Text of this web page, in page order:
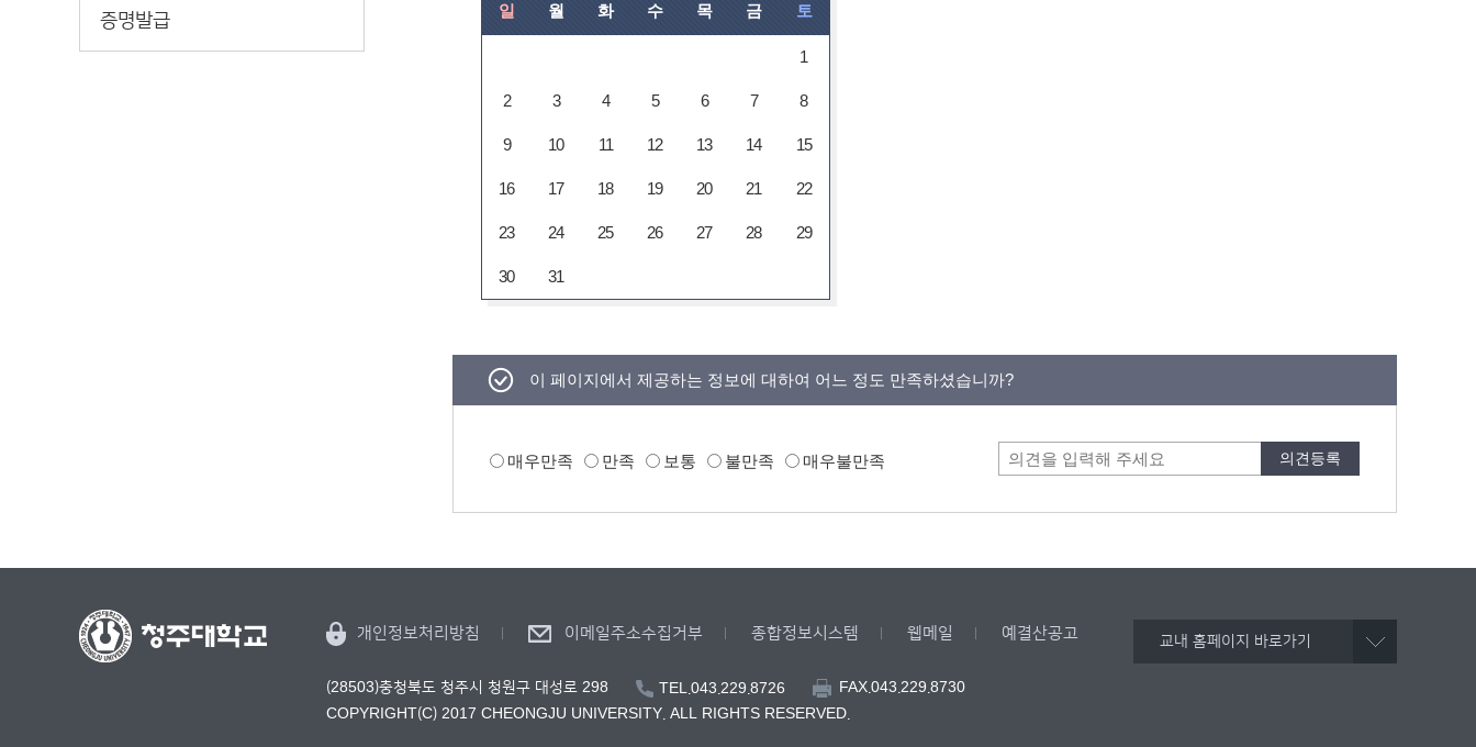
증명발급 일 월 화 수 목 금 토
1
2 3 4 5 6 7 8
9 10 11 12 13 14 15
16 17 18 19 20 21 22
23 24 25 26 27 28 29
30 31
이 페이지에서 제공하는 정보에 대하여 어느 정도 만족하셨습니까?
매우만족 만족 보통 불만족 매우불만족
교내 홈페이지 바로가기
개인정보처리방침 이메일주소수집거부 종합정보시스템 웹메일 예결산공고
(28503)충청북도 청주시 청원구 대성로 298 TEL.043.229.8726
FAX.043.229.8730
COPYRIGHT(C) 2017 CHEONGJU UNIVERSITY. ALL RIGHTS RESERVED.